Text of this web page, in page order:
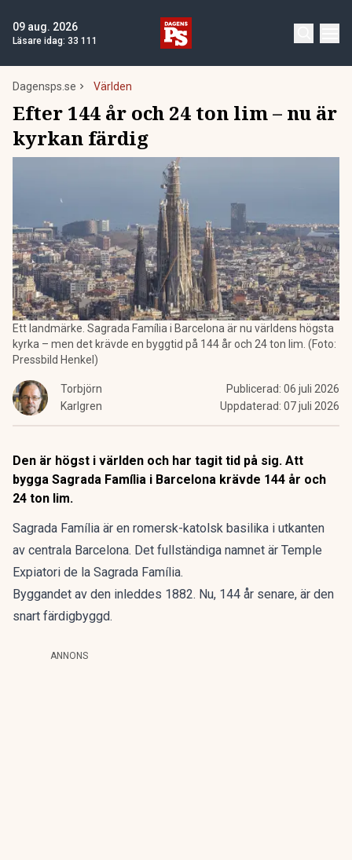
09 aug. 2026
Läsare idag: 33 111
Dagensps.se Världen
Efter 144 år och 24 ton lim – nu är
kyrkan färdig
Ett landmärke. Sagrada Família i Barcelona är nu världens högsta
kyrka – men det krävde en byggtid på 144 år och 24 ton lim. (Foto:
Pressbild Henkel)
Torbjörn
Karlgren
Publicerad: 06 juli 2026
Uppdaterad: 07 juli 2026
Den är högst i världen och har tagit tid på sig. Att
bygga Sagrada Família i Barcelona krävde 144 år och
24 ton lim.
Sagrada Família är en romersk-katolsk basilika i utkanten
av centrala Barcelona. Det fullständiga namnet är Temple
Expiatori de la Sagrada Família.
Byggandet av den inleddes 1882. Nu, 144 år senare, är den
snart färdigbyggd.
ANNONS